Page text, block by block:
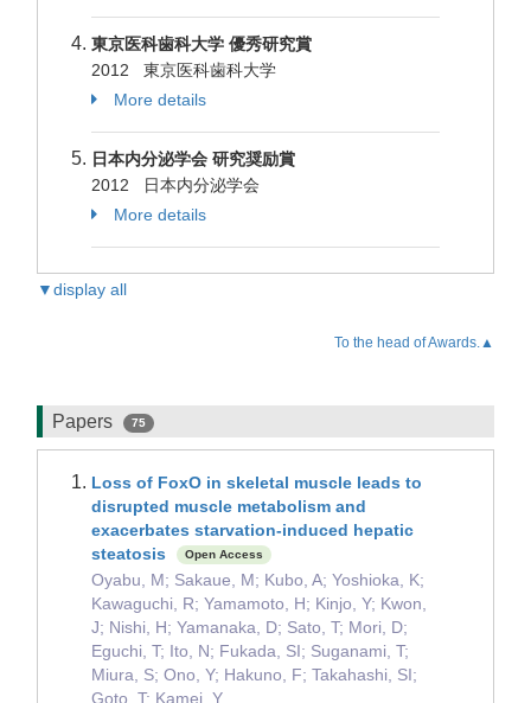
東京医科歯科大学 優秀研究賞
2012 東京医科歯科大学
More details
日本内分泌学会 研究奨励賞
2012 日本内分泌学会
More details
▼display all
To the head of Awards.▲
Papers 75
Loss of FoxO in skeletal muscle leads to
disrupted muscle metabolism and
exacerbates starvation-induced hepatic
steatosis
Open Access
Oyabu, M; Sakaue, M; Kubo, A; Yoshioka, K;
Kawaguchi, R; Yamamoto, H; Kinjo, Y; Kwon,
J; Nishi, H; Yamanaka, D; Sato, T; Mori, D;
Eguchi, T; Ito, N; Fukada, SI; Suganami, T;
Miura, S; Ono, Y; Hakuno, F; Takahashi, SI;
Goto, T; Kamei, Y